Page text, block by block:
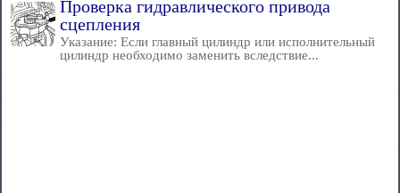
Проверка гидравлического привода
сцепления
Указание: Если главный цилиндр или исполнительный
цилиндр необходимо заменить вследствие...